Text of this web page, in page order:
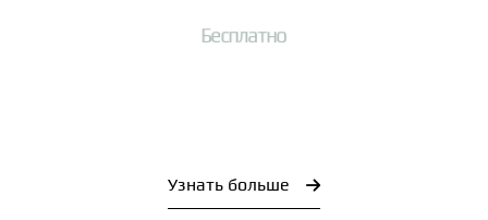
Бесплатно
Узнать больше